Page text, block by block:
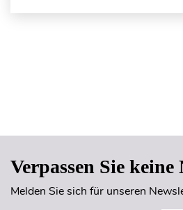
Verpassen Sie keine
Melden Sie sich für unseren